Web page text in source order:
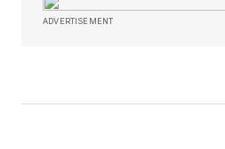
ADVERTISEMENT